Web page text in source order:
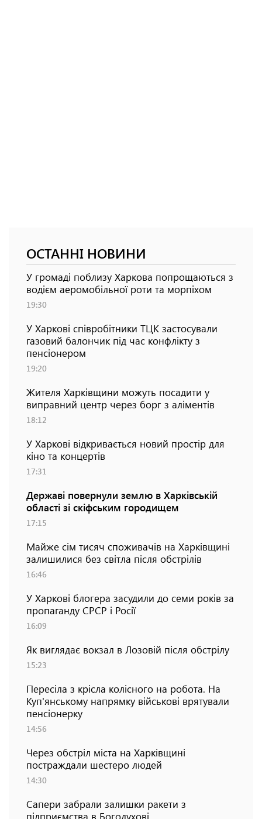
ОСТАННІ НОВИНИ
У громаді поблизу Харкова попрощаються з
водієм аеромобільної роти та морпіхом
19:30
У Харкові співробітники ТЦК застосували
газовий балончик під час конфлікту з
пенсіонером
19:20
Жителя Харківщини можуть посадити у
виправний центр через борг з аліментів
18:12
У Харкові відкривається новий простір для
кіно та концертів
17:31
Державі повернули землю в Харківській
області зі скіфським городищем
17:15
Майже сім тисяч споживачів на Харківщині
залишилися без світла після обстрілів
16:46
У Харкові блогера засудили до семи років за
пропаганду СРСР і Росії
16:09
Як виглядає вокзал в Лозовій після обстрілу
15:23
Пересіла з крісла колісного на робота. На
Куп'янському напрямку військові врятували
пенсіонерку
14:56
Через обстріл міста на Харківщині
постраждали шестеро людей
14:30
Сапери забрали залишки ракети з
підприємства в Богодухові